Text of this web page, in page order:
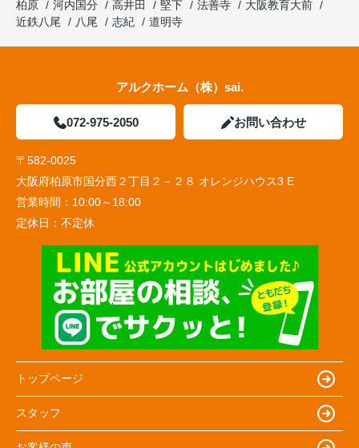
柏原
河内国分 高井田 堅下 法善寺
大阪教育大前
近鉄八尾
八尾 志紀 道明寺
アルクホーム（株）sai.
072-975-2050 お問い合わせ
〒582-0025
大阪府柏原市国分西２丁目２－２８ オレンジハウス3 E
営業時間： 10:00～18:00
定休日： 不定休
トップページ
スタッフ